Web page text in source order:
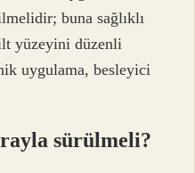
buna sağlıklı
yüzeyini düzenli
uygulama, besleyici
sürülmeli?